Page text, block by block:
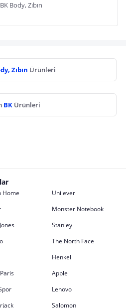
Body, Zıbın
Zıbın Ürünleri
BK Ürünleri
Home
Unilever
Monster Notebook
Stanley
The North Face
Henkel
Apple
Lenovo
Salomon